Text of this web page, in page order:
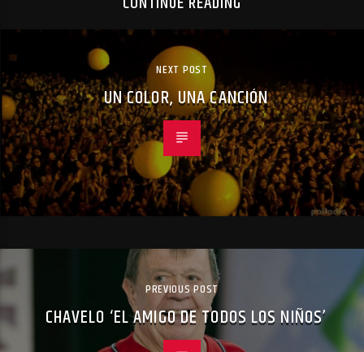
NEXT POST
UN COLOR, UNA CANCIÓN
PREVIOUS POST
CHAVELO ‘EL AMIGO DE TODOS LOS NIÑOS’